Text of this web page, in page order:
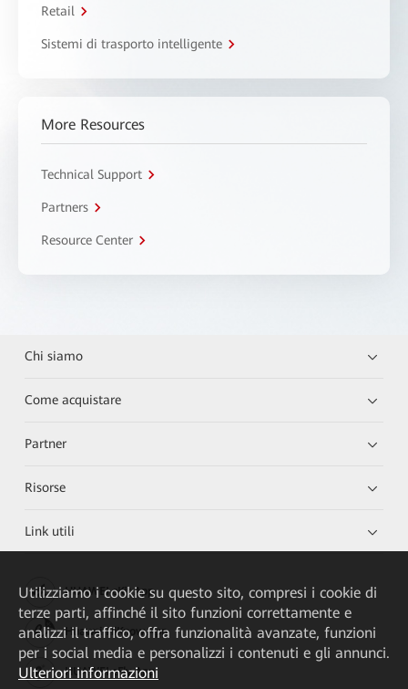
Retail
Sistemi di trasporto intelligente
More Resources
Technical Support
Partners
Resource Center
Chi siamo
Come acquistare
Partner
Risorse
Link utili
HUAWEI eKit App
Huawei HiKnow App
HUAWEI eFly App
Utilizziamo i cookie su questo sito, compresi i cookie di
terze parti, affinché il sito funzioni correttamente e
analizzi il traffico, offra funzionalità avanzate, funzioni
per i social media e personalizzi i contenuti e gli annunci.
Ulteriori informazioni